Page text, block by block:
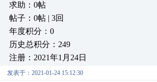
求助：0帖
帖子：0帖 | 3回
年度积分：0
历史总积分：249
注册：2021年1月24日
发表于：2021-01-24 15:12:30